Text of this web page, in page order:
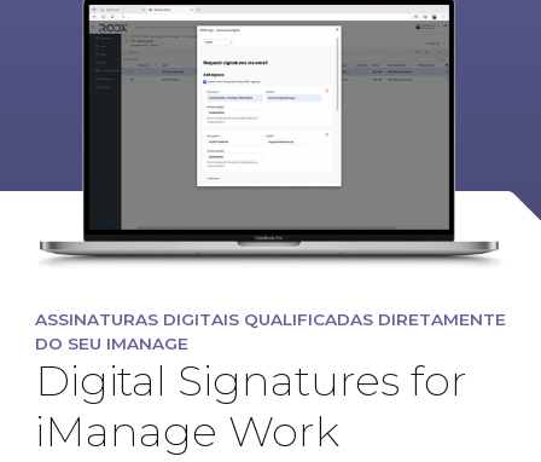
ASSINATURAS DIGITAIS QUALIFICADAS DIRETAMENTE
DO SEU IMANAGE
Digital Signatures for
iManage Work